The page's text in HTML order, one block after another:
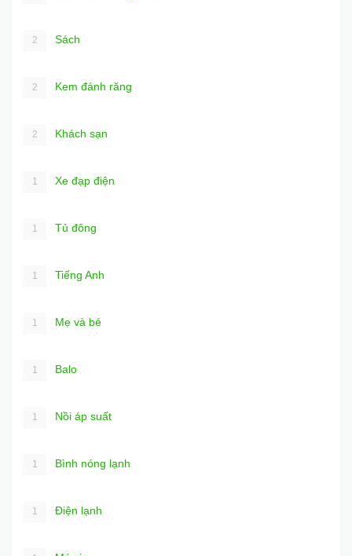
2 Sách
2 Kem đánh răng
2 Khách sạn
1 Xe đạp điện
1 Tủ đông
1 Tiếng Anh
1 Mẹ và bé
1 Balo
1 Nồi áp suất
1 Bình nóng lạnh
1 Điện lạnh